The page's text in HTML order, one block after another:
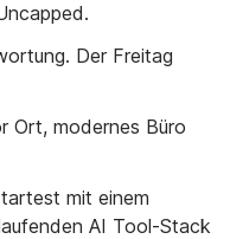
Der Freitag
Ort, modernes Büro
mit einem
AI Tool-Stack